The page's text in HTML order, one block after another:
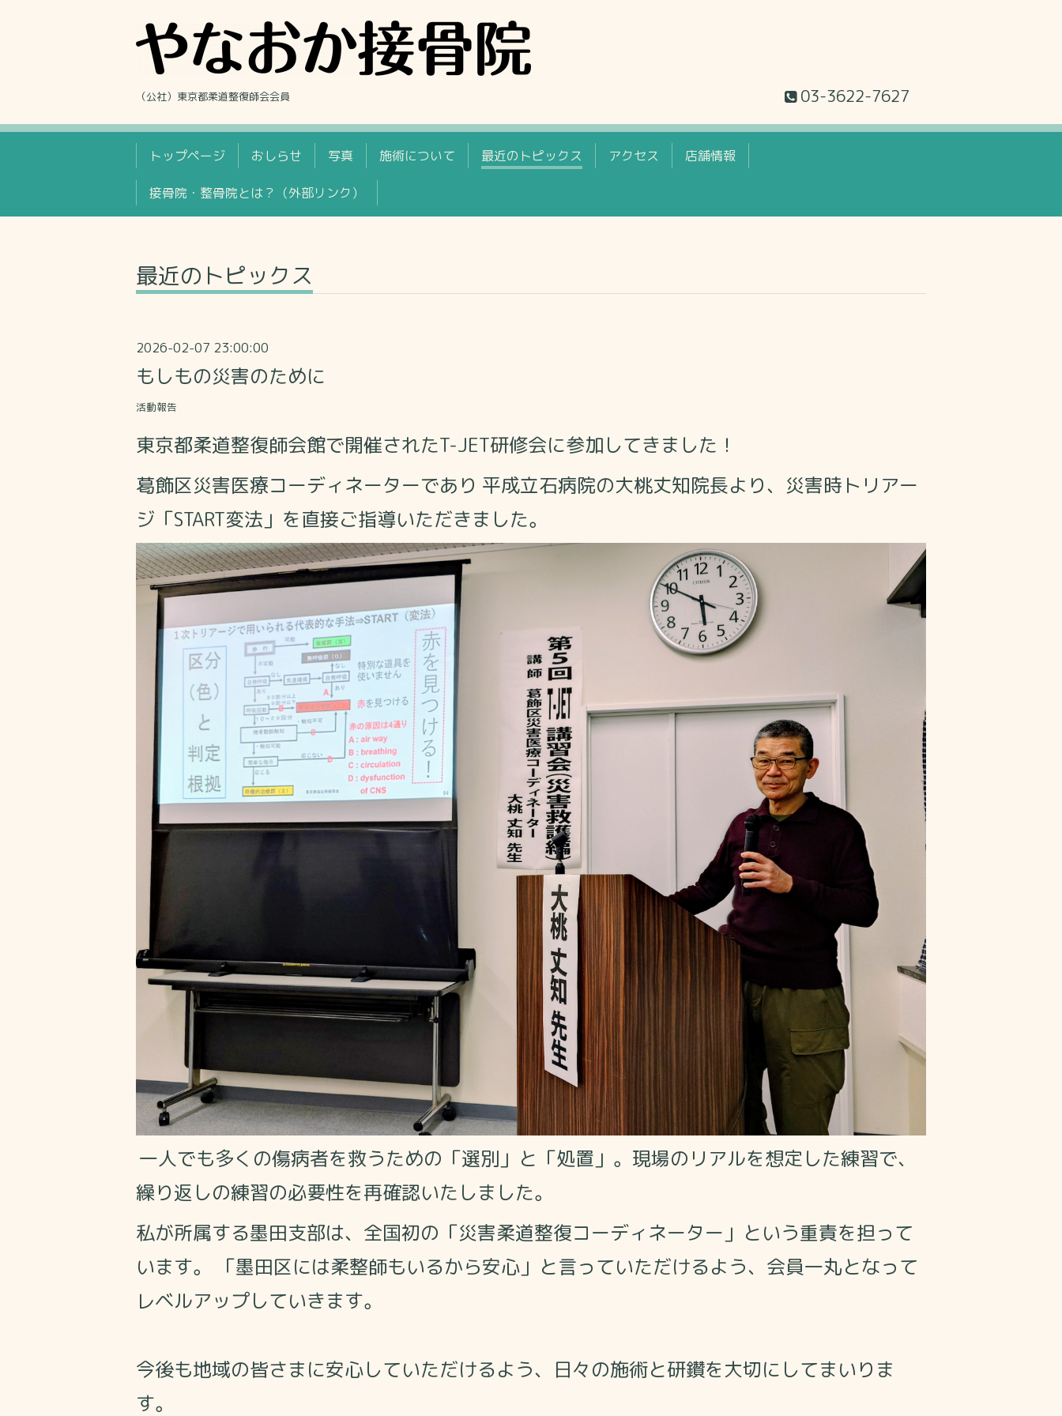
（公社）東京都柔道整復師会会員 03-3622-7627
トップページ おしらせ 写真 施術について 最近のトピックス アクセス 店舗情報
接骨院・整骨院とは？（外部リンク）
最近のトピックス
2026-02-07 23:00:00
もしもの災害のために
活動報告
東京都柔道整復師会館で開催されたT-JET研修会に参加してきました！
葛飾区災害医療コーディネーターであり 平成立石病院の大桃丈知院長より、災害時トリアー
ジ「START変法」を直接ご指導いただきました。
一人でも多くの傷病者を救うための「選別」と「処置」。現場のリアルを想定した練習で、
繰り返しの練習の必要性を再確認いたしました。
私が所属する墨田支部は、全国初の「災害柔道整復コーディネーター」という重責を担って
います。 「墨田区には柔整師もいるから安心」と言っていただけるよう、会員一丸となって
レベルアップしていきます。
今後も地域の皆さまに安心していただけるよう、 日々の施術と研鑽を大切にしてまいりま
す。